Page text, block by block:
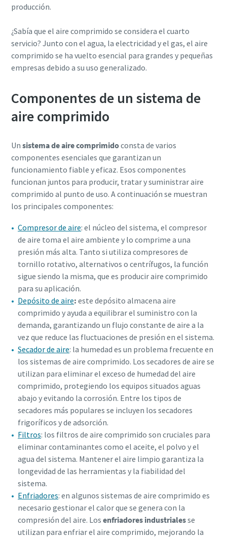
producción.
¿Sabía que el aire comprimido se considera el cuarto
servicio? Junto con el agua, la electricidad y el gas, el aire
comprimido se ha vuelto esencial para grandes y pequeñas
empresas debido a su uso generalizado.
Componentes de un sistema de
aire comprimido
Un sistema de aire comprimidoconsta de varios
componentes esenciales que garantizan un
funcionamiento fiable y eficaz. Esos componentes
funcionan juntos para producir, tratar y suministrar aire
comprimido al punto de uso. A continuación se muestran
los principales componentes:
Compresor de aire: el núcleo del sistema, el compresor
de aire toma el aire ambiente y lo comprime a una
presión más alta. Tanto si utiliza compresores de
tornillo rotativo, alternativos o centrífugos, la función
sigue siendo la misma, que es producir aire comprimido
para su aplicación.
Depósito de aire: este depósito almacena aire
comprimido y ayuda a equilibrar el suministro con la
demanda, garantizando un flujo constante de aire a la
vez que reduce las fluctuaciones de presión en el sistema.
Secador de aire: la humedad es un problema frecuente en
los sistemas de aire comprimido. Los secadores de aire se
utilizan para eliminar el exceso de humedad del aire
comprimido, protegiendo los equipos situados aguas
abajo y evitando la corrosión. Entre los tipos de
secadores más populares se incluyen los secadores
frigoríficos y de adsorción.
Filtros: los filtros de aire comprimido son cruciales para
eliminar contaminantes como el aceite, el polvo y el
agua del sistema. Mantener el aire limpio garantiza la
longevidad de las herramientas y la fiabilidad del
sistema.
Enfriadores: en algunos sistemas de aire comprimido es
necesario gestionar el calor que se genera con la
compresión del aire. Losenfriadores industrialesse
utilizan para enfriar el aire comprimido, mejorando la